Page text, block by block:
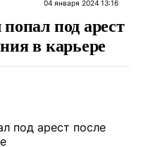
04 января 2024 13:16
под арест
в карьере